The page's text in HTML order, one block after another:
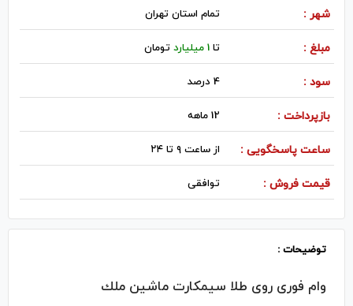
شهر : تمام استان تهران
مبلغ : تا1 ميليارد تومان
سود : 4 درصد
بازپرداخت : 12 ماهه
ساعت پاسخگویی : از ساعت ٩ تا ٢٤
قیمت فروش : توافقی
توضیحات :
وام فوری روی طلا سيمكارت ماشين ملك